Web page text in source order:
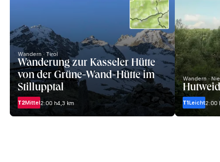
Wandern · Tirol
Wanderung zur Kasseler Hütte
von der Grüne-Wand-Hütte im
Stillupptal
T2Mittel2:00 h4,3 km
Wandern ·
T1Leicht2:00